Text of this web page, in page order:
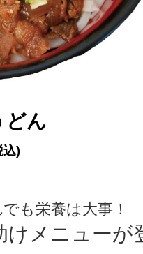
どん
込)
も栄養は大事！
メニューが